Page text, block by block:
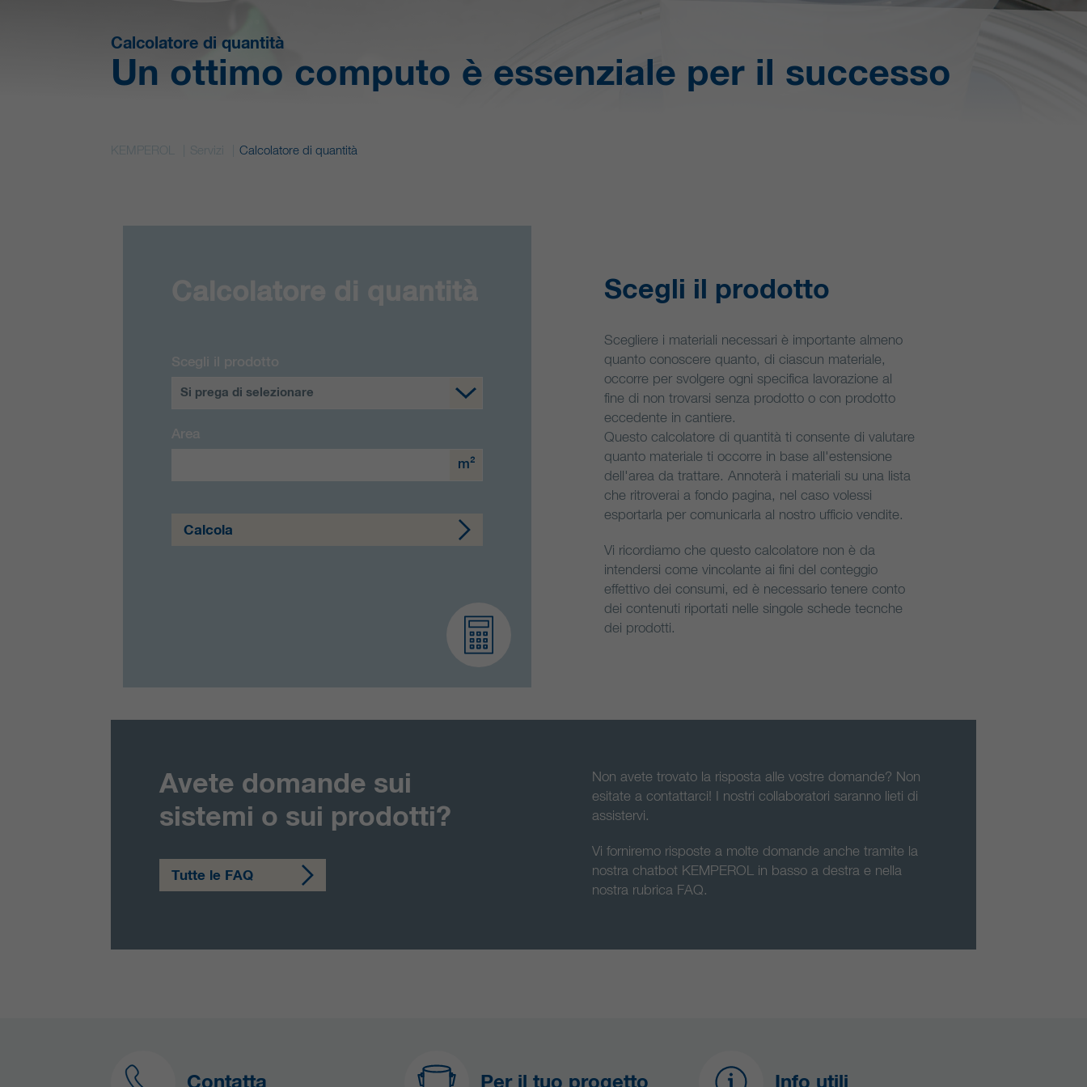
informazioni ci aiutano a capire come i nostri visitatori utilizzano il
nostro sito web.
Calcolatore di quantità
Un ottimo computo è essenziale per il successo
KEMPEROL Servizi Calcolatore di quantità
Calcolatore di quantità
Scegli il prodotto
Si prega di selezionare
Area
m²
Calcola
Scegli il prodotto
Scegliere i materiali necessari è importante almeno
quanto conoscere quanto, di ciascun materiale,
occorre per svolgere ogni specifica lavorazione al
fine di non trovarsi senza prodotto o con prodotto
eccedente in cantiere.
Questo calcolatore di quantità ti consente di valutare
quanto materiale ti occorre in base all'estensione
dell'area da trattare. Annoterà i materiali su una lista
che ritroverai a fondo pagina, nel caso volessi
esportarla per comunicarla al nostro ufficio vendite.
Vi ricordiamo che questo calcolatore non è da
intendersi come vincolante ai fini del conteggio
effettivo dei consumi, ed è necessario tenere conto
dei contenuti riportati nelle singole schede tecnche
dei prodotti.
Avete domande sui
sistemi o sui prodotti?
Tutte le FAQ
Non avete trovato la risposta alle vostre domande? Non
esitate a contattarci! I nostri collaboratori saranno lieti di
assistervi.
Vi forniremo risposte a molte domande anche tramite la
nostra chatbot KEMPEROL in basso a destra e nella
nostra rubrica FAQ.
Contatta Per il tuo progetto Info utili